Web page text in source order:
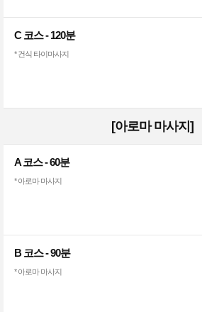
C 코스 - 120분
* 건식 타이마사지
[아로마 마사지]
A 코스 - 60분
* 아로마 마사지
B 코스 - 90분
* 아로마 마사지